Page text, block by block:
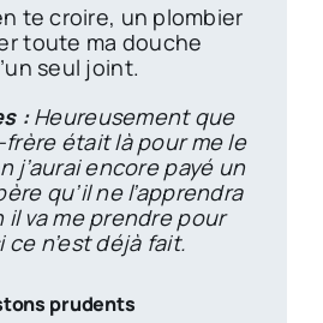
te croire, un plombier
toute ma douche
seul joint.
:Heureusement que
était là pour me le
j’aurai encore payé un
qu’il ne l’apprendra
il va me prendre pour
ce n’est déjà fait.
prudents